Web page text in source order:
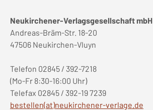
Neukirchener-Verlagsgesellschaft mbH
Andreas-Bräm-Str. 18-20
47506 Neukirchen-Vluyn
Telefon 02845 / 392-7218
(Mo-Fr 8:30-16:00 Uhr)
Telefax 02845 / 392-19 7239
bestellen(at)neukirchener-verlage.de